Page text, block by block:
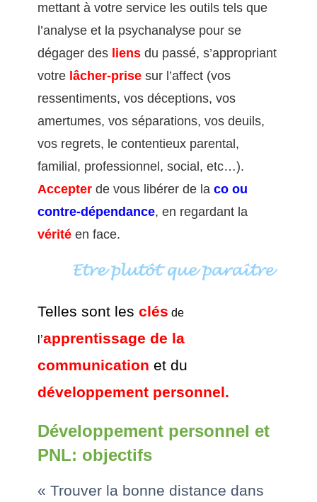
mettant à votre service les outils tels que
l’analyse et la psychanalyse pour se
dégager des liensdu passé, s’appropriant
votre lâcher-prisesur l’affect (vos
ressentiments, vos déceptions, vos
amertumes, vos séparations, vos deuils,
vos regrets, le contentieux parental,
familial, professionnel, social, etc…).
Accepterde vous libérer de la co ou
contre-dépendance, en regardant la
vérité en face.
Telles sont les clés de
l’apprentissage de la
communication et du
développement personnel.
Développement personnel et
PNL: objectifs
« Trouver la bonne distance dans